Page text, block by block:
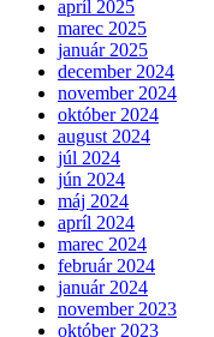
apríl 2025
marec 2025
január 2025
december 2024
november 2024
október 2024
august 2024
júl 2024
jún 2024
máj 2024
apríl 2024
marec 2024
február 2024
január 2024
november 2023
október 2023